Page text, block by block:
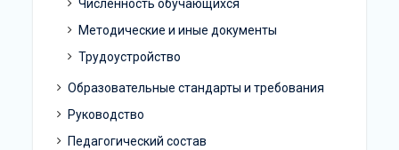
Численность обучающихся
Методические и иные документы
Трудоустройство
Образовательные стандарты и требования
Руководство
Педагогический состав